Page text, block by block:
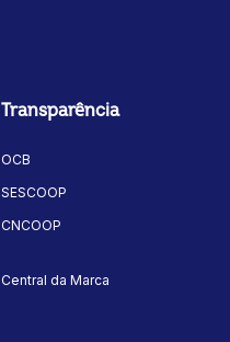
Transparência
OCB
SESCOOP
CNCOOP
Central da Marca